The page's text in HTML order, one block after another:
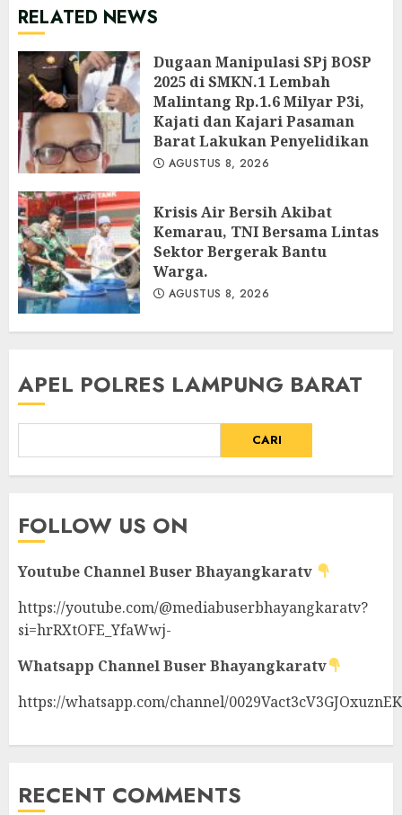
RELATED NEWS
Dugaan Manipulasi SPj BOSP
2025 di SMKN.1 Lembah
Malintang Rp.1.6 Milyar P3i,
Kajati dan Kajari Pasaman
Barat Lakukan Penyelidikan
AGUSTUS 8, 2026
Krisis Air Bersih Akibat
Kemarau, TNI Bersama Lintas
Sektor Bergerak Bantu
Warga.
AGUSTUS 8, 2026
APEL POLRES LAMPUNG BARAT
CARI
FOLLOW US ON
Youtube ChannelBuser Bhayangkaratv
https://youtube.com/@mediabuserbhayangkaratv?
si=hrRXtOFE_YfaWwj-
Whatsapp ChannelBuser Bhayangkaratv
https://whatsapp.com/channel/
RECENT COMMENTS